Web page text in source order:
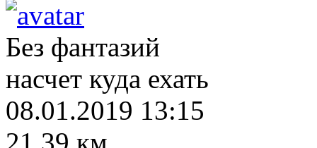
Без фантазий
насчет куда ехать
08.01.2019 13:15